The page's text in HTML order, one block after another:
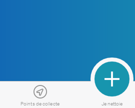
Points de collecte Je nettoie